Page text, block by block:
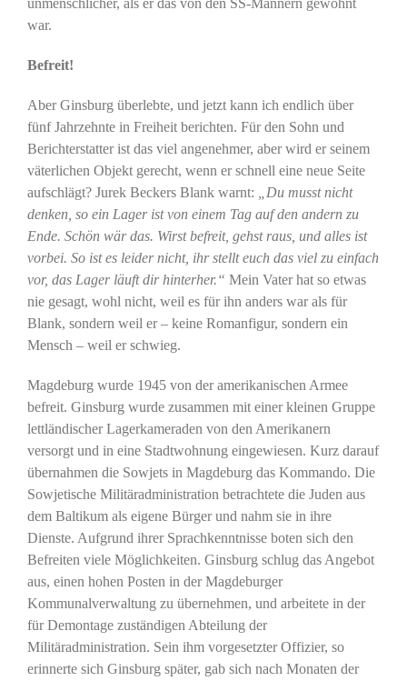
war.
Befreit!
Aber Ginsburg überlebte, und jetzt kann ich endlich über
fünf Jahrzehnte in Freiheit berichten. Für den Sohn und
Berichterstatter ist das viel angenehmer, aber wird er seinem
väterlichen Objekt gerecht, wenn er schnell eine neue Seite
aufschlägt? Jurek Beckers Blank warnt:
„Du musst nicht
denken, so ein Lager ist von einem Tag auf den andern zu
Ende. Schön wär das. Wirst befreit, gehst raus, und alles ist
vorbei. So ist es leider nicht, ihr stellt euch das viel zu einfach
vor, das Lager läuft dir hinterher.“ Mein Vater hat so etwas
nie gesagt, wohl nicht, weil es für ihn anders war als für
Blank, sondern weil er – keine Romanfigur, sondern ein
Mensch – weil er schwieg.
Magdeburg wurde 1945 von der amerikanischen Armee
befreit. Ginsburg wurde zusammen mit einer kleinen Gruppe
lettländischer Lagerkameraden von den Amerikanern
versorgt und in eine Stadtwohnung eingewiesen. Kurz darauf
übernahmen die Sowjets in Magdeburg das Kommando. Die
Sowjetische Militäradministration betrachtete die Juden aus
dem Baltikum als eigene Bürger und nahm sie in ihre
Dienste. Aufgrund ihrer Sprachkenntnisse boten sich den
Befreiten viele Möglichkeiten. Ginsburg schlug das Angebot
aus, einen hohen Posten in der Magdeburger
Kommunalverwaltung zu übernehmen, und arbeitete in der
für Demontage zuständigen Abteilung der
Militäradministration. Sein ihm vorgesetzter Offizier, so
erinnerte sich Ginsburg später, gab sich nach Monaten der